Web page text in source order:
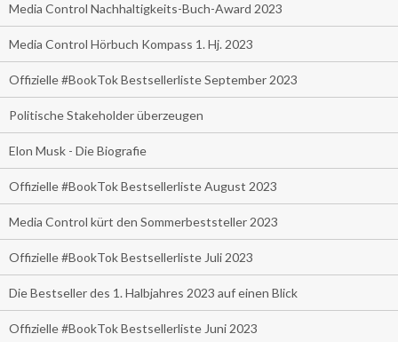
Media Control Nachhaltigkeits-Buch-Award 2023
Media Control Hörbuch Kompass 1. Hj. 2023
Offizielle #BookTok Bestsellerliste September 2023
Politische Stakeholder überzeugen
Elon Musk - Die Biografie
Offizielle #BookTok Bestsellerliste August 2023
Media Control kürt den Sommerbeststeller 2023
Offizielle #BookTok Bestsellerliste Juli 2023
Die Bestseller des 1. Halbjahres 2023 auf einen Blick
Offizielle #BookTok Bestsellerliste Juni 2023